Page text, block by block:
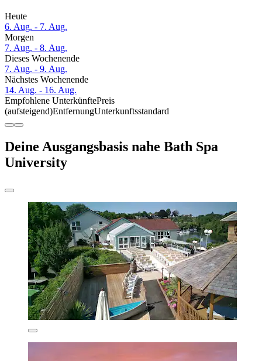
Heute
6. Aug. - 7. Aug.
Morgen
7. Aug. - 8. Aug.
Dieses Wochenende
7. Aug. - 9. Aug.
Nächstes Wochenende
14. Aug. - 16. Aug.
Empfohlene UnterkünftePreis
(aufsteigend)EntfernungUnterkunftsstandard
Deine Ausgangsbasis nahe Bath Spa
University